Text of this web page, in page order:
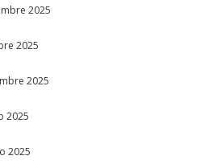
2025
2025
2025
2025
2025